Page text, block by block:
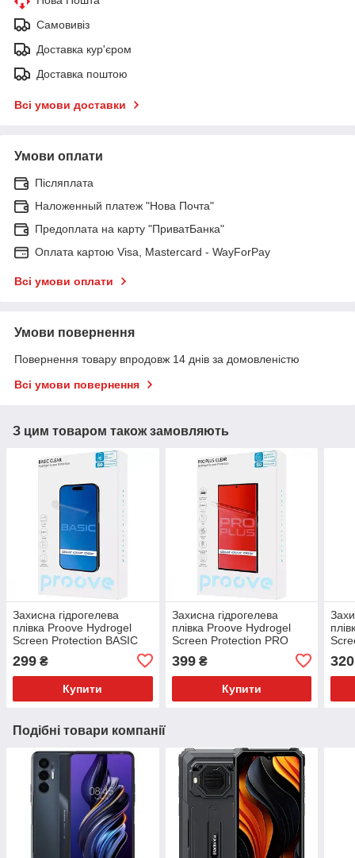
Самовивіз
Доставка кур'єром
Доставка поштою
Всі умови доставки
Умови оплати
Післяплата
Наложенный платеж "Нова Почта"
Предоплата на карту "ПриватБанка"
Оплата картою Visa, Mastercard - WayForPay
Всі умови оплати
Умови повернення
Повернення товару впродовж 14 днів за домовленістю
Всі умови повернення
З цим товаром також замовляють
Захисна гідрогелева
плівка Proove Hydrogel
Screen Protection BASIC
299 ₴
Купити
Захисна гідрогелева
плівка Proove Hydrogel
Screen Protection PRO
399₴
Купити
320
Подібні товари компанії